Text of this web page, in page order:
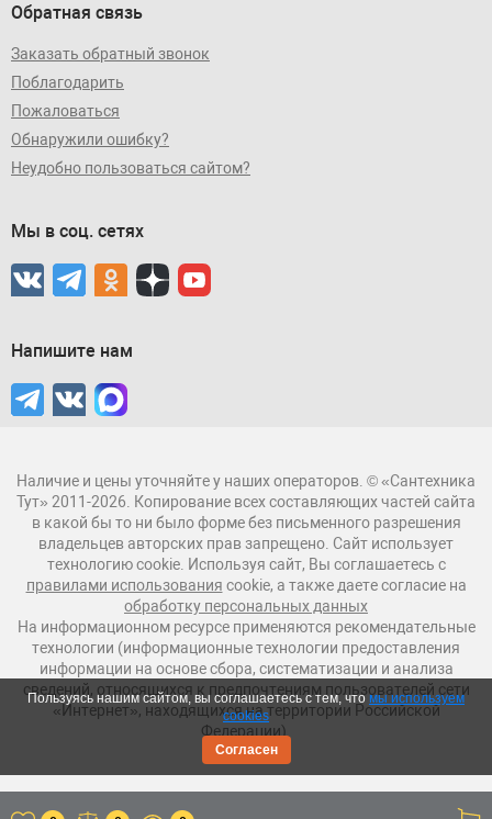
Обратная связь
Заказать обратный звонок
Поблагодарить
Пожаловаться
Обнаружили ошибку?
Неудобно пользоваться сайтом?
Мы в соц. сетях
Напишите нам
Наличие и цены уточняйте у наших операторов. © «Сантехника
Тут» 2011-2026. Копирование всех составляющих частей сайта
в какой бы то ни было форме без письменного разрешения
владельцев авторских прав запрещено. Сайт использует
технологию cookie. Используя сайт, Вы соглашаетесь с
правилами использования cookie, а также даете согласие на
обработку персональных данных
На информационном ресурсе применяются рекомендательные
технологии (информационные технологии предоставления
информации на основе сбора, систематизации и анализа
сведений, относящихся к предпочтениям пользователей сети
«Интернет», находящихся на территории Российской
Федерации).
Пользуясь нашим сайтом, вы соглашаетесь с тем, чтомы используем
cookies
Согласен